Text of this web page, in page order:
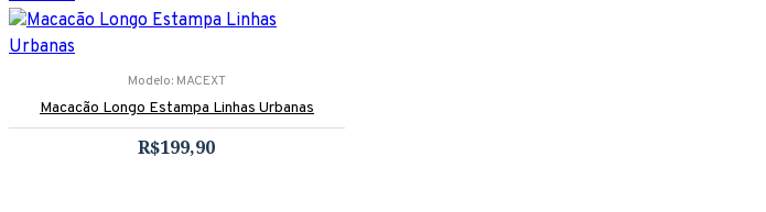
Modelo: MACEXT
Macacão Longo Estampa Linhas Urbanas
R$199,90